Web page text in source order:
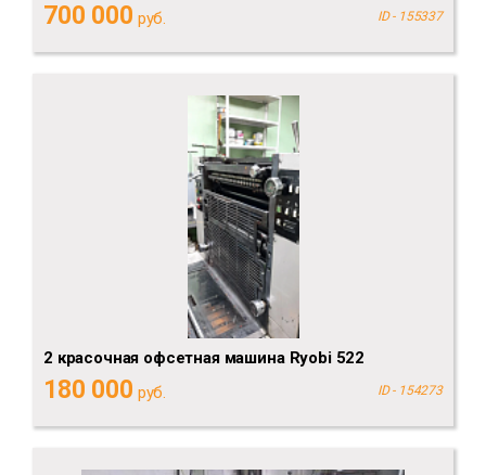
700 000 руб. ID - 155337
2 красочная офсетная машина Ryobi 522
180 000 руб. ID - 154273